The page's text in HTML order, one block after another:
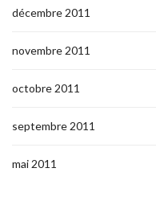
décembre 2011
novembre 2011
octobre 2011
septembre 2011
mai 2011